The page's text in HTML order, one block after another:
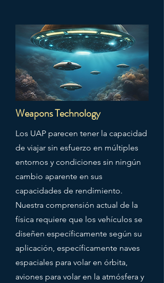
Weapons Technology
Los UAP parecen tener la capacidad
de viajar sin esfuerzo en múltiples
entornos y condiciones sin ningún
cambio aparente en sus
capacidades de rendimiento.
Nuestra comprensión actual de la
física requiere que los vehículos se
diseñen específicamente según su
aplicación, específicamente naves
espaciales para volar en órbita,
aviones para volar en la atmósfera y